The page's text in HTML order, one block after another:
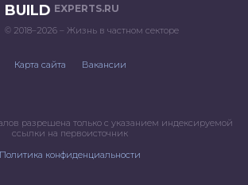
BUILD EXPERTS.RU
© 2018–2026 – Жизнь в частном секторе
Карта сайта Вакансии
разрешена только с указанием индексируемой
ссылки на первоисточник
Политика конфиденциальности